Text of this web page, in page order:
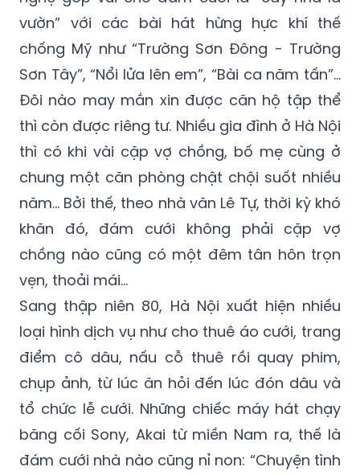
vườn” với các bài hát hừng hực khí thế
chống Mỹ như “Trường Sơn Đông - Trường
Sơn Tây”, “Nổi lửa lên em”, “Bài ca năm tấn”…
Đôi nào may mắn xin được căn hộ tập thể
thì còn được riêng tư. Nhiều gia đình ở Hà Nội
thì có khi vài cặp vợ chồng, bố mẹ cùng ở
chung một căn phòng chật chội suốt nhiều
năm... Bởi thế, theo nhà văn Lê Tự, thời kỳ khó
khăn đó, đám cưới không phải cặp vợ
chồng nào cũng có một đêm tân hôn trọn
vẹn, thoải mái...
Sang thập niên 80, Hà Nội xuất hiện nhiều
loại hình dịch vụ như cho thuê áo cưới, trang
điểm cô dâu, nấu cỗ thuê rồi quay phim,
chụp ảnh, từ lúc ăn hỏi đến lúc đón dâu và
tổ chức lễ cưới. Những chiếc máy hát chạy
băng cối Sony, Akai từ miền Nam ra, thế là
đám cưới nhà nào cũng nỉ non: “Chuyện tình